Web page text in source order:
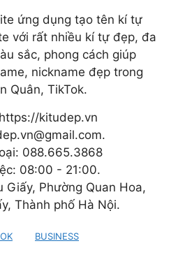
ứng dụng tạo tên kí tự
với rất nhiều kí tự đẹp, đa
sắc, phong cách giúp
nickname đẹp trong
Quân, TikTok.
kitudep.vn
088.665.3868
08:00 - 21:00.
Giấy, Phường Quan Hoa,
Thành phố Hà Nội.
BUSINESS